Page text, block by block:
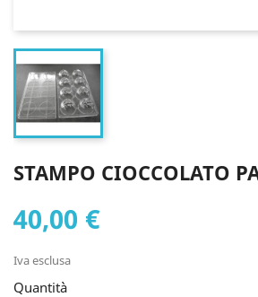
STAMPO CIOCCOLATO
40,00 €
Iva esclusa
Quantità